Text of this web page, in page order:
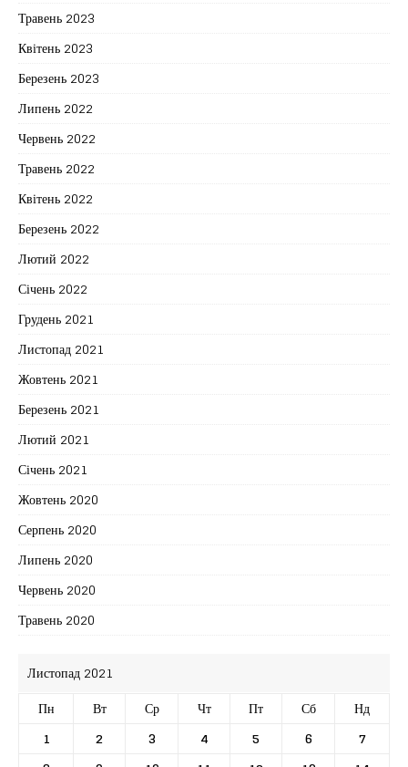
Травень 2023
Квітень 2023
Березень 2023
Липень 2022
Червень 2022
Травень 2022
Квітень 2022
Березень 2022
Лютий 2022
Січень 2022
Грудень 2021
Листопад 2021
Жовтень 2021
Березень 2021
Лютий 2021
Січень 2021
Жовтень 2020
Серпень 2020
Липень 2020
Червень 2020
Травень 2020
Листопад 2021
Пн
Вт Ср Чт Пт Сб
Нд
1
2 3 4 5 6
7